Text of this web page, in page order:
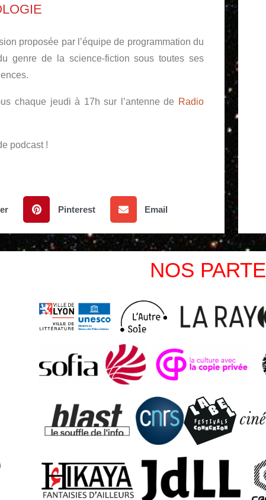
proposée par l’équipe de programmation du
genre de la science-fiction sous toutes ses
chaque jeudi à 17h sur l’antenne de Radio
podcast !
Pinterest Email
NOS